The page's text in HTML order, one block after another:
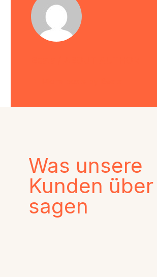
Was unsere
Kunden
sagen